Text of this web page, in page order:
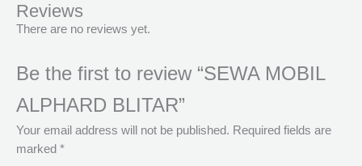
Reviews
There are no reviews yet.
Be the first to review “SEWA MOBIL
ALPHARD BLITAR”
Your email address will not be published. Required fields are
marked *